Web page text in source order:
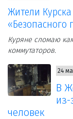
Жители
«Безопасного
Куряне сломаю
коммутаторов.
24
В
из-
человек